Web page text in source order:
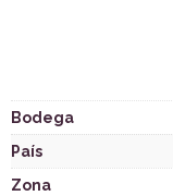
Bodega
País
Zona